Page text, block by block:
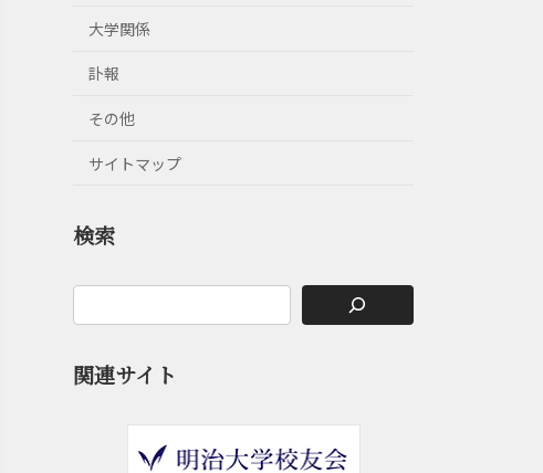
大学関係
訃報
その他
サイトマップ
検索
関連サイト